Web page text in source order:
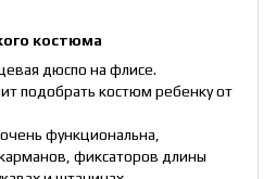
костюма
дюспо на флисе.
подобрать костюм ребенку от
функциональна,
фиксаторов длины